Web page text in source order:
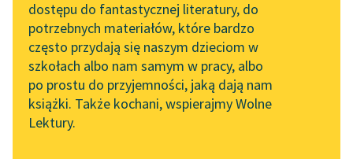
literatury skandynawskiej
Spotkanie z Katarzyną
Tunkiel w Oslo
102. lata temu zmarł
Joseph Conrad
API
OAI-PMH
Widget Wolnych Lektur
Przypisy
dostępu do fantastycznej literatury, do
potrzebnych materiałów, które bardzo
często przydają się naszym dzieciom w
szkołach albo nam samym w pracy, albo
po prostu do przyjemności, jaką dają nam
książki. Także kochani, wspierajmy Wolne
Lektury.
Bajki i powiastki
Dwa pługi
Henryś i Waluś
Pierścionek
Adelka